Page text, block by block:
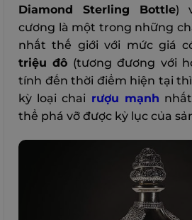
Diamond Sterling Bottle)
cương là một trong những
nhất thế giới với mức giá
triệu đô (tương đương với
tính đến thời điểm hiện tại
kỳ loại chai rượu mạnh
thể phá vỡ được kỷ lục của